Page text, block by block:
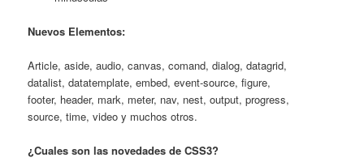
Nuevos Elementos:
Article, aside, audio, canvas, comand, dialog, datagrid,
datalist, datatemplate, embed, event-source, figure,
footer, header, mark, meter, nav, nest, output, progress,
source, time, video y muchos otros.
¿Cuales son las novedades de CSS3?